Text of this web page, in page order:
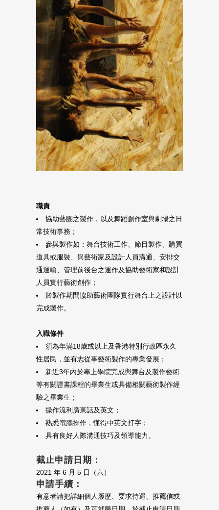
職責
協助藝團之製作，以及舞蹈創作室與劇場之日
常技術事務；
參與製作如：舞台技術工作、節目製作、購買
道具或服裝、與藝術家及設計人員溝通、安排交
通運輸、管理前後台之運作及協助藝術家和設計
人員實行藝術創作；
於製作期間協助藝術團隊實行舞台上之設計以
完成製作。
入職條件
須為年滿18歲或以上及香港特別行政區永久
性居民，並有志從事藝術製作的專業發展；
新近3年內於專上學院完成與舞台及製作藝術
等有關證書課程的畢業生或具備相關藝術製作經
驗之畢業生；
操作流利廣東話及英文；
熟悉電腦操作，懂得中英文打字；
具有良好人際溝通技巧及領導能力。
截止申請日期：
2021 年 6 月 5 日（六）
申請手續：
有意者請把詳細個人履歷、要求待遇、推薦信或